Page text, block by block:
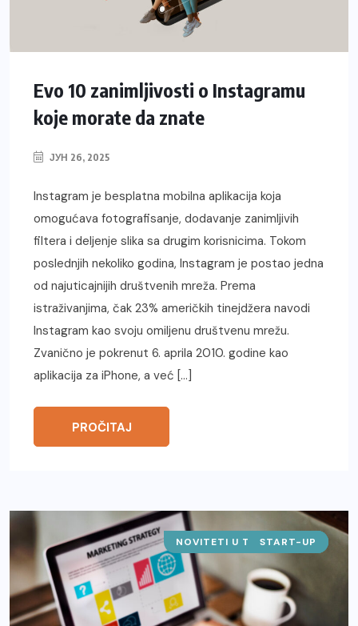
Evo 10 zanimljivosti o Instagramu
koje morate da znate
ЈУН 26, 2025
Instagram je besplatna mobilna aplikacija koja
omogućava fotografisanje, dodavanje zanimljivih
filtera i deljenje slika sa drugim korisnicima. Tokom
poslednjih nekoliko godina, Instagram je postao jedna
od najuticajnijih društvenih mreža. Prema
istraživanjima, čak 23% američkih tinejdžera navodi
Instagram kao svoju omiljenu društvenu mrežu.
Zvanično je pokrenut 6. aprila 2010. godine kao
aplikacija za iPhone, a već […]
PROČITAJ
IT
NOVITETI U TEHNOLOGIJI
SAJTOVI
START-UP